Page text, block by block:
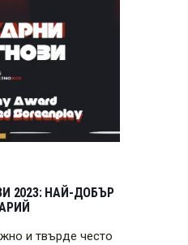
2023: НАЙ-ДОБЪР
и твърде често